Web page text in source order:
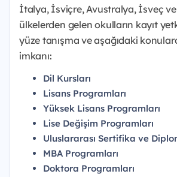
İtalya, İsviçre, Avustralya, İsveç
ülkelerden gelen okulların kayıt
yüze tanışma ve aşağıdaki
imkanı:
Dil Kursları
Lisans Programları
Yüksek Lisans Programları
Lise Değişim Programları
Uluslararası Sertifika ve
MBA Programları
Doktora Programları